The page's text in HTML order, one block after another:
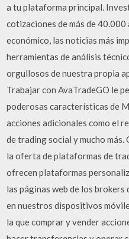
a tu plataforma principal.
cotizaciones de más de
económico, las noticias más
herramientas de análisis
orgullosos de nuestra propia
Trabajar con AvaTradeGO le
poderosas características de
acciones adicionales como el
de trading social y mucho más.
la oferta de plataformas de
ofrecen plataformas
las páginas web de los
en nuestros dispositivos
la que comprar y vender